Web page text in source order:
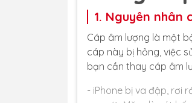
1. Nguyên nhân
Cáp âm lượng là một
cáp này bị hỏng, việc
bạn cần thay cáp âm
- iPhone bị va đập, rơi